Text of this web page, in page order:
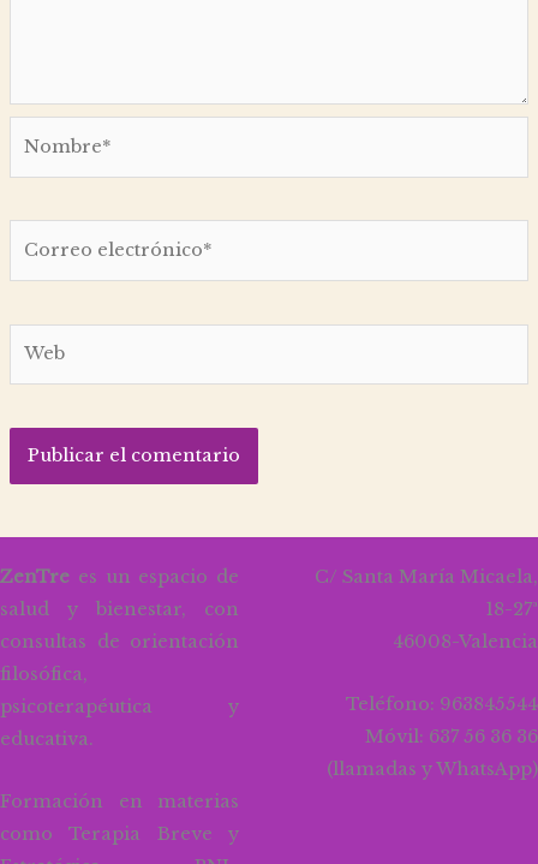
ZenTre es un espacio de
salud y bienestar, con
consultas de orientación
filosófica,
psicoterapéutica y
educativa.
Formación en materias
como Terapia Breve y
C/ Santa María Micaela,
18-27ª
46008-Valencia
Teléfono: 963845544
Móvil: 637 56 36 36
(llamadas y WhatsApp)